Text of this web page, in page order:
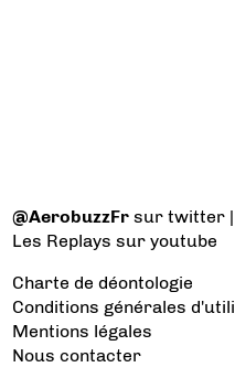
@AerobuzzFr sur twitter
Les Replays sur youtube
Charte de déontologie
Conditions générales
Mentions légales
Nous contacter